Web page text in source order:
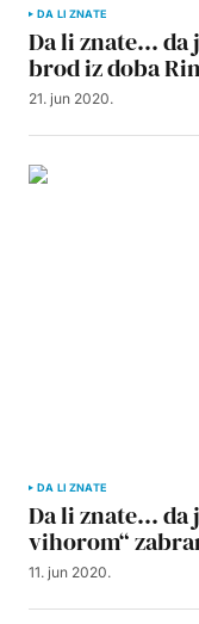
DA LI ZNATE
Da li znate… da
brod iz doba
21. jun 2020.
DA LI ZNATE
Da li znate… da
vihorom“
11. jun 2020.